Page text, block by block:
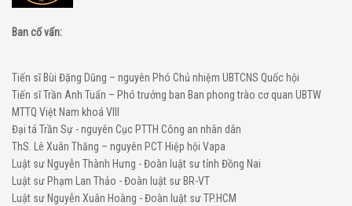
Ban cố vấn:
Tiến sĩ Bùi Đặng Dũng – nguyên Phó Chủ nhiệm UBTCNS Quốc hội
Tiến sĩ Trần Anh Tuấn – Phó trưởng ban Ban phong trào cơ quan UBTW
MTTQ Việt Nam khoá VIII
Đại tá Trần Sự - nguyên Cục PTTH Công an nhân dân
ThS. Lê Xuân Thăng – nguyên PCT Hiệp hội Vapa
Luật sư Nguyễn Thành Hưng - Đoàn luật sư tỉnh Đồng Nai
Luật sư Phạm Lan Thảo - Đoàn luật sư BR-VT
Luật sư Nguyễn Xuân Hoàng - Đoàn luật sư TP.HCM